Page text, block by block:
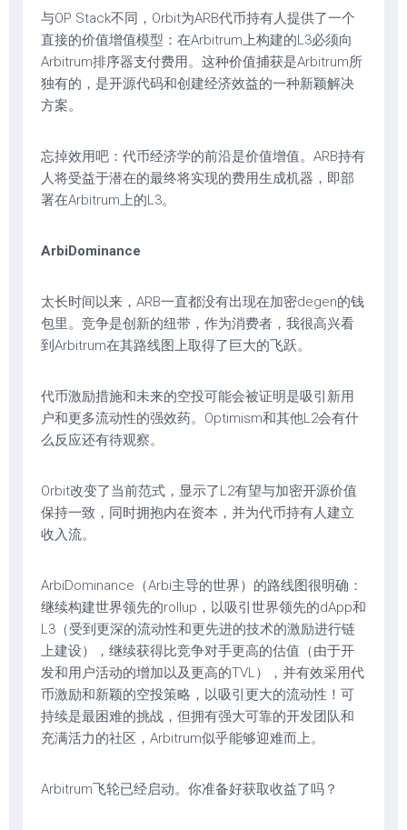
与OP Stack不同，Orbit为ARB代币持有人提供了一个
直接的价值增值模型：在Arbitrum上构建的L3必须向
Arbitrum排序器支付费用。这种价值捕获是Arbitrum所
独有的，是开源代码和创建经济效益的一种新颖解决
方案。
忘掉效用吧：代币经济学的前沿是价值增值。ARB持有
人将受益于潜在的最终将实现的费用生成机器，即部
署在Arbitrum上的L3。
ArbiDominance
太长时间以来，ARB一直都没有出现在加密degen的钱
包里。竞争是创新的纽带，作为消费者，我很高兴看
到Arbitrum在其路线图上取得了巨大的飞跃。
代币激励措施和未来的空投可能会被证明是吸引新用
户和更多流动性的强效药。Optimism和其他L2会有什
么反应还有待观察。
Orbit改变了当前范式，显示了L2有望与加密开源价值
保持一致，同时拥抱内在资本，并为代币持有人建立
收入流。
ArbiDominance（Arbi主导的世界）的路线图很明确：
继续构建世界领先的rollup，以吸引世界领先的dApp和
L3（受到更深的流动性和更先进的技术的激励进行链
上建设），继续获得比竞争对手更高的估值（由于开
发和用户活动的增加以及更高的TVL），并有效采用代
币激励和新颖的空投策略，以吸引更大的流动性！可
持续是最困难的挑战，但拥有强大可靠的开发团队和
充满活力的社区，Arbitrum似乎能够迎难而上。
Arbitrum飞轮已经启动。你准备好获取收益了吗？